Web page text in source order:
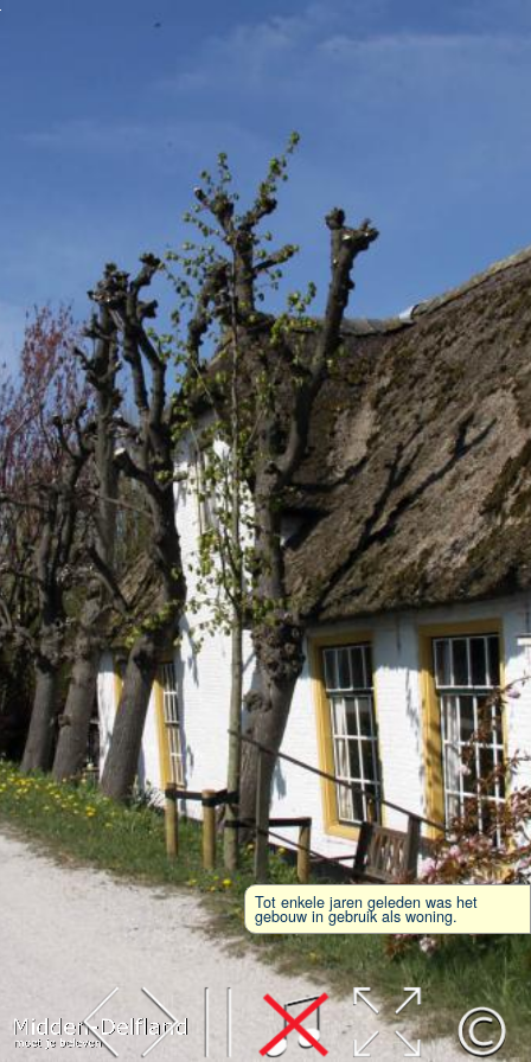
Leaflet| Map data ©OpenStreetMap
contributors,CC-BY-SA, Imagery © Mapbox
Tot enkele jaren geleden was het
gebouw in gebruik als woning.